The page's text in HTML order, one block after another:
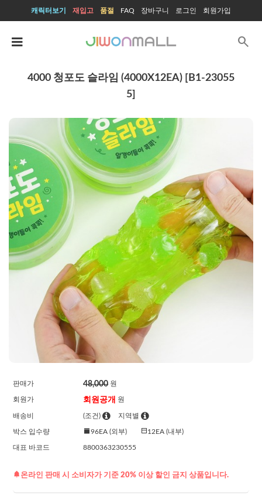
캐릭터보기 재입고 품절 FAQ 장바구니 로그인 회원가입
search
4000 청포도 슬라임 (4000X12EA) [B1-23055
5]
판매가 48,000원
회원가 회원공개 원
배송비 (조건) 지역별
박스 입수량 96EA (외부) 12EA (내부)
대표 바코드 8800363230555
온라인 판매 시 소비자가 기준 20% 이상 할인 금지 상품입니다.